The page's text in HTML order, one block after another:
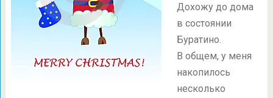
Дохожу до дома
в состоянии
Буратино.
В общем, у меня
накопилось
несколько